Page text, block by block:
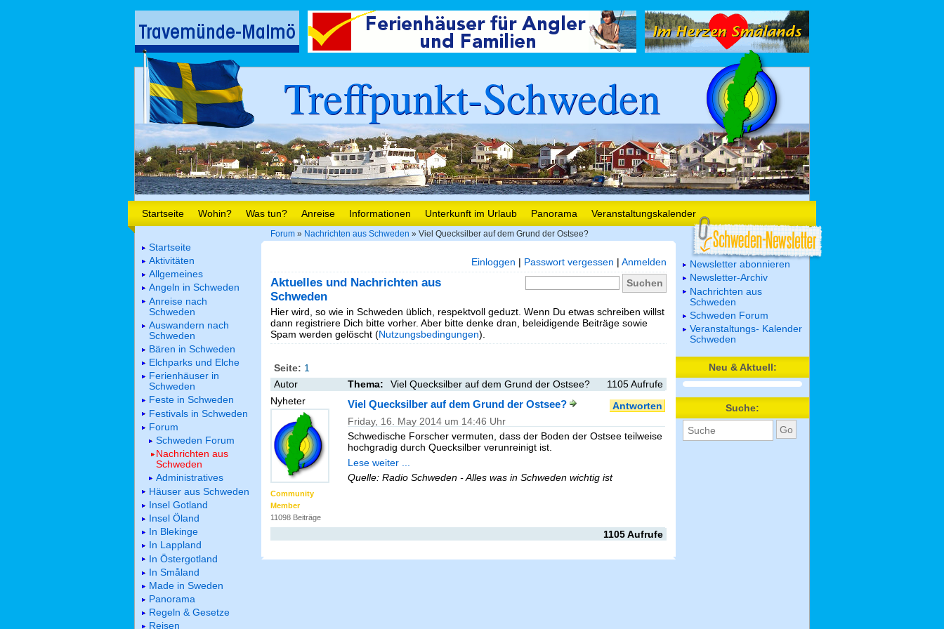
Treffpunkt-Schweden
Startseite Wohin? Was tun? Anreise Informationen Unterkunft im Urlaub Panorama Veranstaltungskalender
Forum » Nachrichten aus Schweden » Viel Quecksilber auf dem Grund der Ostsee?
Einloggen | Passwort vergessen | Anmelden
Aktuelles und Nachrichten aus
Schweden
Hier wird, so wie in Schweden üblich, respektvoll geduzt. Wenn Du etwas schreiben willst
dann registriere Dich bitte vorher. Aber bitte denke dran, beleidigende Beiträge sowie
Spam werden gelöscht (Nutzungsbedingungen).
Seite: 1
Autor
Thema: Viel Quecksilber auf dem Grund der Ostsee?
1105 Aufrufe
Nyheter
Community
Member
11098 Beiträge
Antworten
Viel Quecksilber auf dem Grund der Ostsee?
Friday, 16. May 2014 um 14:46 Uhr
Schwedische Forscher vermuten, dass der Boden der Ostsee teilweise
hochgradig durch Quecksilber verunreinigt ist.
Lese weiter ...
Quelle: Radio Schweden - Alles was in Schweden wichtig ist
1105 Aufrufe
Startseite
Aktivitäten
Allgemeines
Angeln in Schweden
Anreise nach
Schweden
Auswandern nach
Schweden
Bären in Schweden
Elchparks und Elche
Ferienhäuser in
Schweden
Feste in Schweden
Festivals in Schweden
Forum
Schweden Forum
Nachrichten aus
Schweden
Administratives
Häuser aus Schweden
Insel Gotland
Insel Öland
In Blekinge
In Lappland
In Östergotland
In Småland
Made in Sweden
Panorama
Regeln & Gesetze
Reisen
Newsletter abonnieren
Newsletter-Archiv
Nachrichten aus
Schweden
Schweden Forum
Veranstaltungs- Kalender
Schweden
Neu & Aktuell:
Suche: